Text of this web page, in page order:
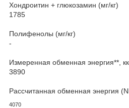
Хондроитин + глюкозамин (мг/кг)
1785
Полифенолы (мг/кг)
-
Измеренная обменная энергия**,
3890
Рассчитанная обменная энергия
4070